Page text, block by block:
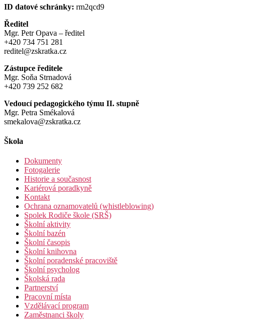
ID datové schránky: rm2qcd9
Ředitel
Mgr. Petr Opava – ředitel
+420 734 751 281
reditel@zskratka.cz
Zástupce ředitele
Mgr. Soňa Strnadová
+420 739 252 682
Vedoucí pedagogického týmu II. stupně
Mgr. Petra Smékalová
smekalova@zskratka.cz
Škola
Dokumenty
Fotogalerie
Historie a současnost
Kariérová poradkyně
Kontakt
Ochrana oznamovatelů (whistleblowing)
Spolek Rodiče škole (SRŠ)
Školní aktivity
Školní bazén
Školní časopis
Školní knihovna
Školní poradenské pracoviště
Školní psycholog
Školská rada
Partnerství
Pracovní místa
Vzdělávací program
Zaměstnanci školy